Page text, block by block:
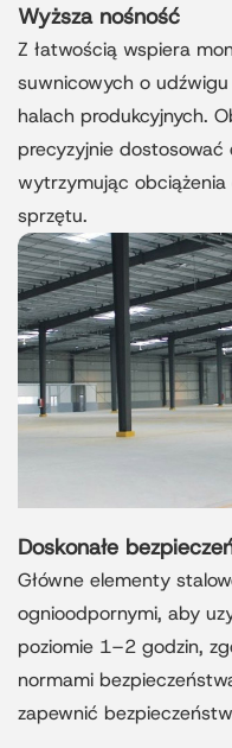
Wyższa nośność
Z łatwością wspiera
suwnicowych o
halach produkcyjnych.
precyzyjnie dostosować
wytrzymując
sprzętu.
Doskonałe
Główne elementy
ognioodpornymi, aby
poziomie 1–2 godzin,
normami
zapewnić